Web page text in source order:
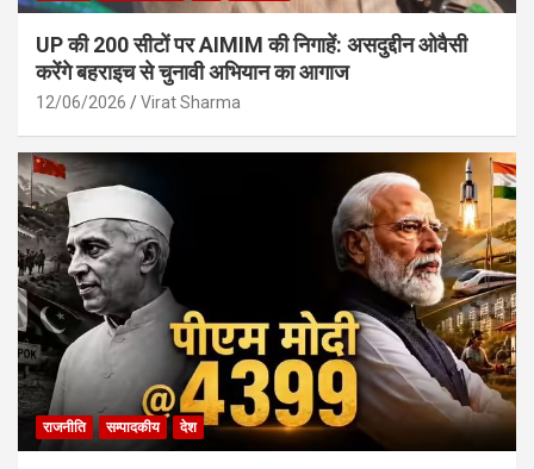
UP की 200 सीटों पर AIMIM की निगाहें: असदुद्दीन ओवैसी
करेंगे बहराइच से चुनावी अभियान का आगाज
12/06/2026 Virat Sharma
राजनीति सम्पादकीय देश